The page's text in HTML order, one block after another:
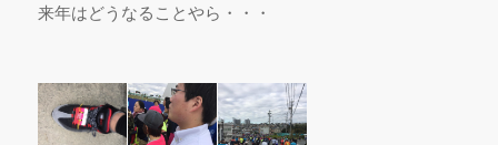
来年はどうなることやら・・・